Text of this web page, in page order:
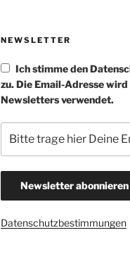
NEWSLETTER
Ich stimme den
zu. Die Email-Adresse wird
Newsletters verwendet.
Datenschutzbestimmungen